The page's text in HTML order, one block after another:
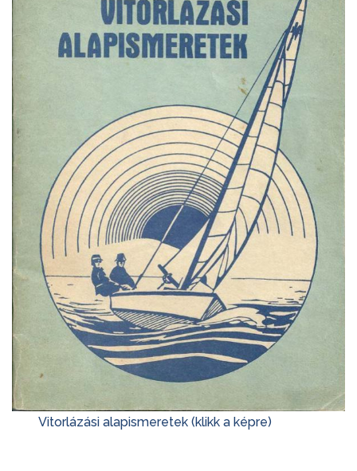
Vitorlázási alapismeretek (klikk a képre)